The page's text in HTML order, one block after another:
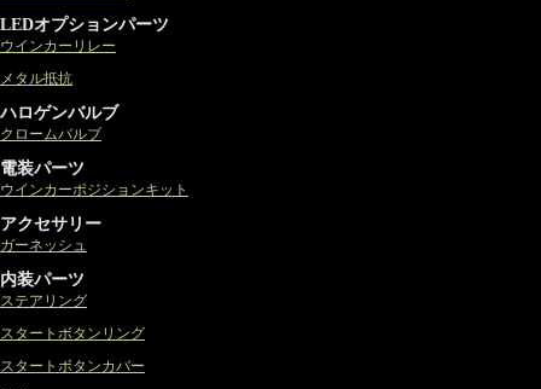
LEDオプションパーツ
ウインカーリレー
メタル抵抗
ハロゲンバルブ
クロームバルブ
電装パーツ
ウインカーポジションキット
アクセサリー
ガーネッシュ
内装パーツ
ステアリング
スタートボタンリング
スタートボタンカバー